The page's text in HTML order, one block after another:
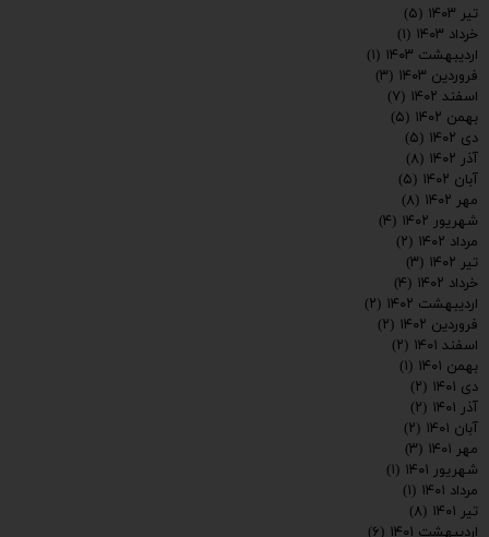
ارسال
تیر ۱۴۰۳
(۵)
خرداد ۱۴۰۳
(۱)
اردیبهشت ۱۴۰۳
(۱)
فروردین ۱۴۰۳
(۳)
اسفند ۱۴۰۲
(۷)
بهمن ۱۴۰۲
(۵)
دی ۱۴۰۲
(۵)
آذر ۱۴۰۲
(۸)
آبان ۱۴۰۲
(۵)
مهر ۱۴۰۲
(۸)
شهریور ۱۴۰۲
(۴)
مرداد ۱۴۰۲
(۲)
تیر ۱۴۰۲
(۳)
خرداد ۱۴۰۲
(۴)
اردیبهشت ۱۴۰۲
(۲)
فروردین ۱۴۰۲
(۲)
اسفند ۱۴۰۱
(۲)
بهمن ۱۴۰۱
(۱)
دی ۱۴۰۱
(۲)
آذر ۱۴۰۱
(۲)
آبان ۱۴۰۱
(۲)
مهر ۱۴۰۱
(۳)
شهریور ۱۴۰۱
(۱)
مرداد ۱۴۰۱
(۱)
تیر ۱۴۰۱
(۸)
اردیبهشت ۱۴۰۱
(۶)